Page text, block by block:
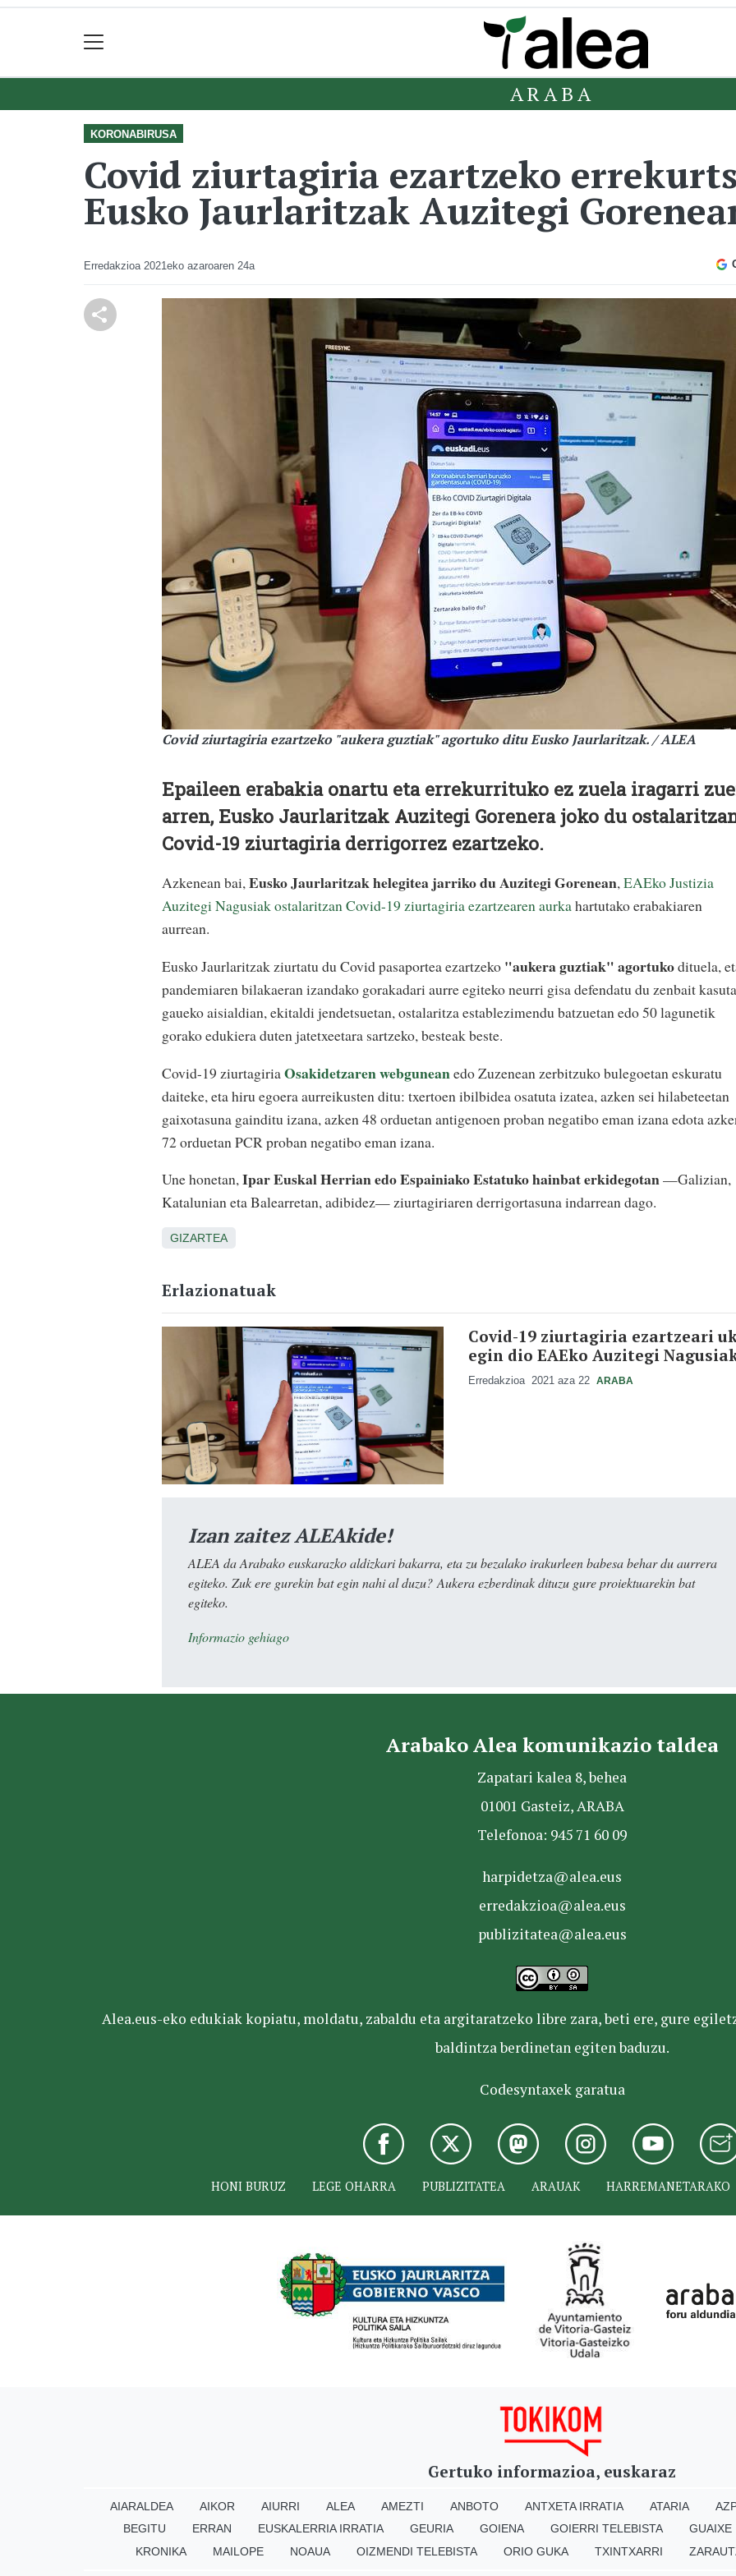
ARABA
KORONABIRUSA
Covid ziurtagiria ezartzeko
Eusko Jaurlaritzak Auzitegi
Erredakzioa 2021eko azaroaren 24a
Covid ziurtagiria ezartzeko "aukera guztiak" agortuko ditu Eusko Jaurlaritzak. / ALEA
Epaileen erabakia onartu eta errekurrituko ez zuela iragarri
arren, Eusko Jaurlaritzak Auzitegi Gorenera joko du
Covid-19 ziurtagiria derrigorrez ezartzeko.
Azkenean bai,Eusko Jaurlaritzak helegitea jarriko du Auzitegi Gorenean,EAEko Justizia
Auzitegi Nagusiak ostalaritzan Covid-19 ziurtagiria ezartzearen aurkahartutako erabakiaren
aurrean.
Eusko Jaurlaritzak ziurtatu du Covid pasaportea ezartzeko "aukera guztiak" agortukodituela,
pandemiaren bilakaeran izandako gorakadari aurre egiteko neurri gisa defendatu du zenbait
gaueko aisialdian, ekitaldi jendetsuetan, ostalaritza establezimendu batzuetan edo 50 lagunetik
gorako edukiera duten jatetxeetara sartzeko, besteak beste.
Covid-19 ziurtagiriaOsakidetzaren webguneanedo Zuzenean zerbitzuko bulegoetan eskuratu
daiteke, eta hiru egoera aurreikusten ditu: txertoen ibilbidea osatuta izatea, azken sei hilabeteetan
gaixotasuna gainditu izana, azken 48 orduetan antigenoen proban negatibo eman izana edota
72 orduetan PCR proban negatibo eman izana.
Une honetan,Ipar Euskal Herrian edo Espainiako Estatuko hainbat erkidegotan—Galizian,
Katalunian eta Balearretan, adibidez— ziurtagiriaren derrigortasuna indarrean dago.
GIZARTEA
Erlazionatuak
Covid-19 ziurtagiria ezartzeari
egin dio EAEko Auzitegi
Erredakzioa 2021 aza 22 ARABA
Izan zaitez ALEAkide!
ALEA da Arabako euskarazko aldizkari bakarra, eta zu bezalako irakurleen babesa behar du aurrera
egiteko. Zuk ere gurekin bat egin nahi al duzu? Aukera ezberdinak dituzu gure proiektuarekin bat
egiteko.
Informazio gehiago
Arabako Alea komunikazio taldea
Zapatari kalea 8, behea
01001 Gasteiz, ARABA
Telefonoa: 945 71 60 09
harpidetza@alea.eus
erredakzioa@alea.eus
publizitatea@alea.eus
Alea.eus-eko edukiak kopiatu, moldatu, zabaldu eta argitaratzeko libre zara, beti ere, gure
baldintza berdinetan egiten baduzu.
Codesyntaxek garatua
HONI BURUZ LEGE OHARRA PUBLIZITATEA ARAUAK HARREMANETARAKO
Gertuko informazioa, euskaraz
AIARALDEA AIKOR AIURRI ALEA AMEZTI ANBOTO ANTXETA IRRATIA ATARIA
BEGITU
ERRAN EUSKALERRIA IRRATIA GEURIA GOIENA GOIERRI TELEBISTA GUAIXE
KRONIKA
MAILOPE NOAUA OIZMENDI TELEBISTA ORIO GUKA TXINTXARRI